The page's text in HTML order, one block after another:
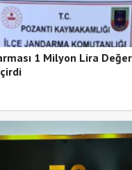
1 Milyon Lira